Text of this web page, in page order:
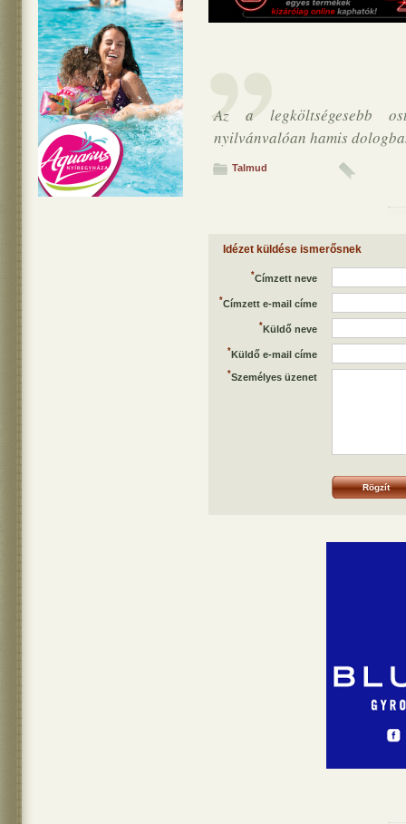
Az a legköltségesebb
nyilvánvalóan hamis
Talmud
Idézet küldése ismerősnek
*Címzett neve
*Címzett e-mail címe
*Küldő neve
*Küldő e-mail címe
*Személyes üzenet
Rögzít